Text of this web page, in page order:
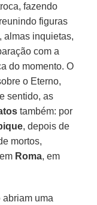
fazendo
figuras
almas inquietas,
com a
do momento. O
o Eterno,
sentido, as
também: por
, depois de
mortos,
Roma, em
abriam uma